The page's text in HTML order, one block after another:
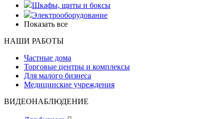
Шкафы, щиты и боксы
Электрооборудование
Показать все
НАШИ РАБОТЫ
Частные дома
Торговые центры и комплексы
Для малого бизнеса
Медицинские учреждения
ВИДЕОНАБЛЮДЕНИЕ